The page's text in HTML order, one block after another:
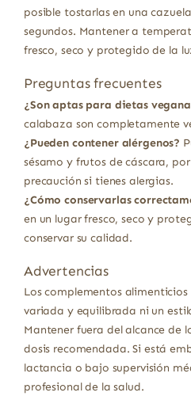
posible tostarlas en una
segundos. Mantener a
fresco, seco y protegido de la
Preguntas frecuentes
¿Son aptas para dietas
calabaza son completamente
¿Pueden contener alérgenos?
sésamo y frutos de cáscara,
precaución si tienes alergias.
¿Cómo conservarlas
en un lugar fresco, seco y
conservar su calidad.
Advertencias
Los complementos
variada y equilibrada ni un
Mantener fuera del alcance de
dosis recomendada. Si está
lactancia o bajo supervisión
profesional de la salud.